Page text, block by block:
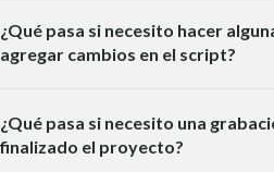
¿Qué pasa si necesito hacer
agregar cambios en el script?
¿Qué pasa si necesito una
finalizado el proyecto?